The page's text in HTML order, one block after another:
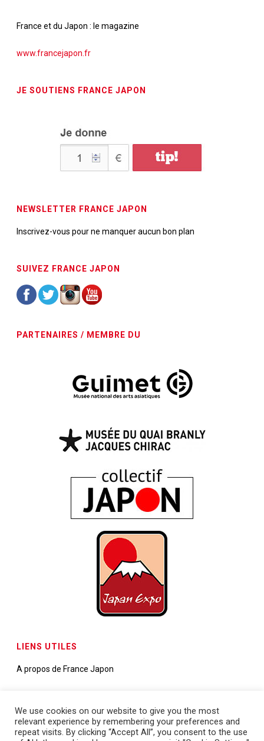
France et du Japon : le magazine
www.francejapon.fr
JE SOUTIENS FRANCE JAPON
NEWSLETTER FRANCE JAPON
Inscrivez-vous pour ne manquer aucun bon plan
SUIVEZ FRANCE JAPON
PARTENAIRES / MEMBRE DU
LIENS UTILES
A propos de France Japon
Demande de partenariats
We use cookies on our website to give you the most
relevant experience by remembering your preferences and
repeat visits. By clicking “Accept All”, you consent to the use